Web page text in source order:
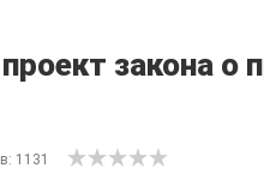
закона
1131